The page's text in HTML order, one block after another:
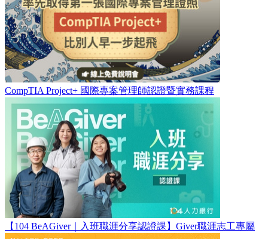
CompTIA Project+ 國際專案管理師認證暨實務課程
【104 BeAGiver｜入班職涯分享認證課】Giver職涯志工專屬